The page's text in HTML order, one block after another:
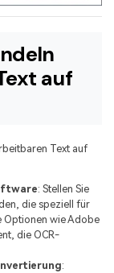
auf
Text auf
: Stellen Sie
die speziell für
Optionen wie Adobe
die OCR-
: